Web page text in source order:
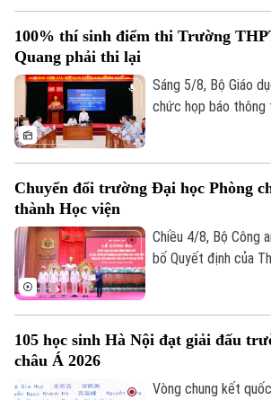
quan và quy chế thi
tốt nghiệp THPT,
lợi của các thí sinh
100% thí sinh điểm thi Trường
Quang phải thi lại
Sáng 5/8, Bộ Giáo
chức họp báo thông
toàn bộ thí sinh tại
Chuyển đổi trường Đại học Phòng
thành Học viện
Chiều 4/8, Bộ Công
bố Quyết định của
dự và chỉ đạo buổi lễ
Phó Bí thư Đảng ủy
105 học sinh Hà Nội đạt giải đấu
châu Á 2026
Vòng chung kết